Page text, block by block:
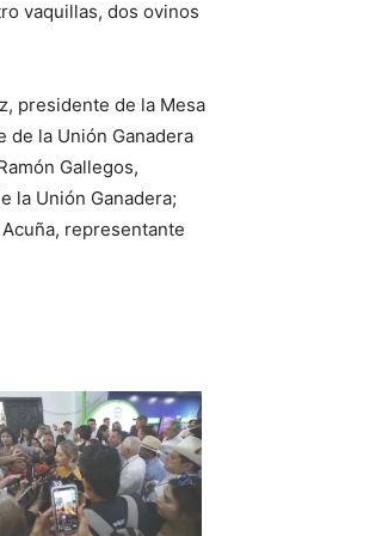
vaquillas, dos ovinos
presidente de la Mesa
de la Unión Ganadera
Gallegos,
la Unión Ganadera;
representante